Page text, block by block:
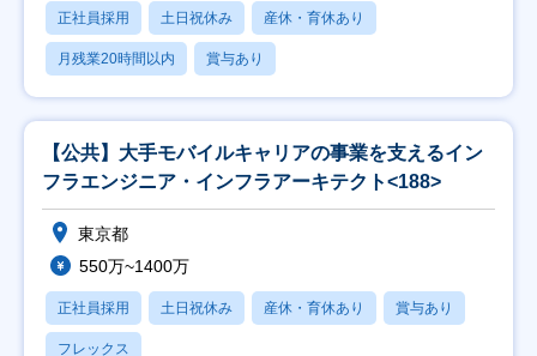
正社員採用 土日祝休み 産休・育休あり
月残業20時間以内 賞与あり
【公共】大手モバイルキャリアの事業を支えるイン
フラエンジニア・インフラアーキテクト<188>
東京都
550万~1400万
正社員採用 土日祝休み 産休・育休あり 賞与あり
フレックス